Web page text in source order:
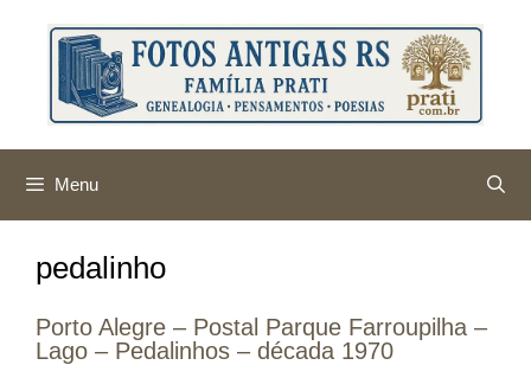
conteúdo
Menu
pedalinho
Porto Alegre – Postal Parque Farroupilha –
Lago – Pedalinhos – década 1970